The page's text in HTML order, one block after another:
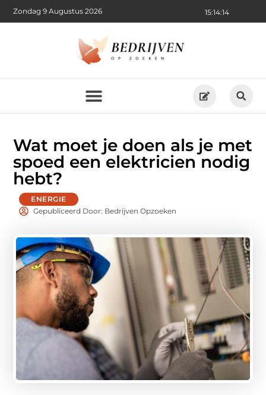
15:14:15
Zondag 9 Augustus 2026
Wat moet je doen als je met
spoed een elektricien nodig
hebt?
ENERGIE
Gepubliceerd Door: Bedrijven Opzoeken